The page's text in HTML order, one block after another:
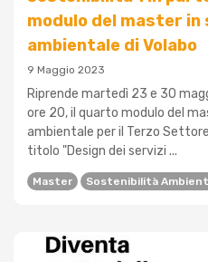
modulo del master
ambientale di Volabo
9 Maggio 2023
Riprende martedì 23 e 30
ore 20, il quarto modulo del
ambientale per il Terzo
titolo "Design dei servizi ...
Master Sostenibilità